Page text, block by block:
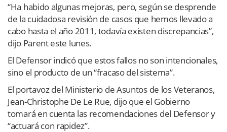
“Ha habido algunas mejoras, pero, según se desprende
de la cuidadosa revisión de casos que hemos llevado a
cabo hasta el año 2011, todavía existen discrepancias”,
dijo Parent este lunes.
El Defensor indicó que estos fallos no son intencionales,
sino el producto de un “fracaso del sistema”.
El portavoz del Ministerio de Asuntos de los Veteranos,
Jean-Christophe De Le Rue, dijo que el Gobierno
tomará en cuenta las recomendaciones del Defensor y
“actuará con rapidez”.